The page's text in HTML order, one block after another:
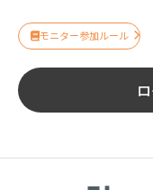
モニター参加ルール